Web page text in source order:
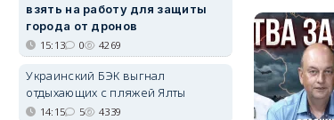
взять на работу для защиты
города от дронов
15:13 0 4269
Украинский БЭК выгнал
отдыхающих с пляжей Ялты
14:15 5 4339